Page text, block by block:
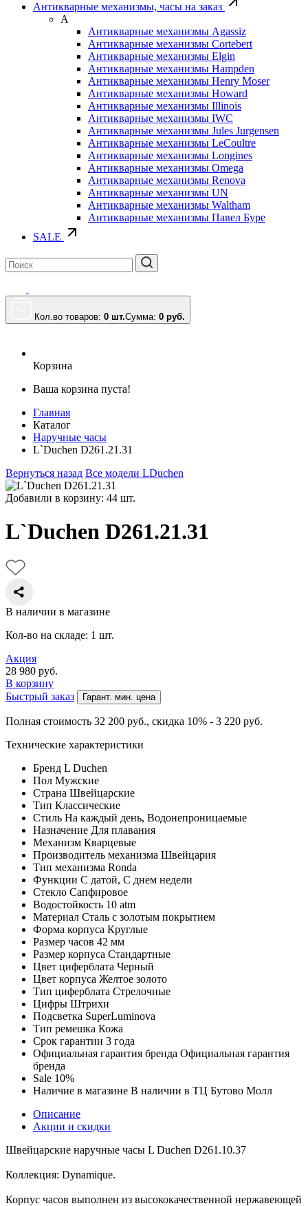
Антикварные механизмы, часы на заказ
А
Антикварные механизмы Agassiz
Антикварные механизмы Cortebert
Антикварные механизмы Elgin
Антикварные механизмы Hampden
Антикварные механизмы Henry Moser
Антикварные механизмы Howard
Антикварные механизмы Illinois
Антикварные механизмы IWC
Антикварные механизмы Jules Jurgensen
Антикварные механизмы LeCoultre
Антикварные механизмы Longines
Антикварные механизмы Omega
Антикварные механизмы Renova
Антикварные механизмы UN
Антикварные механизмы Waltham
Антикварные механизмы Павел Буре
SALE
Кол.во товаров: 0 шт.Сумма: 0 руб.
Корзина
Ваша корзина пуста!
Главная
Каталог
Наручные часы
L`Duchen D261.21.31
Вернуться назад Все модели LDuchen
Добавили в корзину: 44 шт.
L`Duchen D261.21.31
В наличии в магазине
Кол-во на складе: 1 шт.
Акция
28 980 руб.
В корзину
Быстрый заказ
Гарант. мин. цена
Полная стоимость 32 200 руб., скидка 10% - 3 220 руб.
Технические характеристики
Бренд L Duchen
Пол Мужские
Страна Швейцарские
Тип Классические
Стиль На каждый день, Водонепроницаемые
Назначение Для плавания
Механизм Кварцевые
Производитель механизма Швейцария
Тип механизма Ronda
Функции С датой, С днем недели
Стекло Сапфировое
Водостойкость 10 atm
Материал Сталь с золотым покрытием
Форма корпуса Круглые
Размер часов 42 мм
Размер корпуса Стандартные
Цвет циферблата Черный
Цвет корпуса Желтое золото
Тип циферблата Стрелочные
Цифры Штрихи
Подсветка SuperLuminova
Тип ремешка Кожа
Срок гарантии 3 года
Официальная гарантия бренда Официальная гарантия
бренда
Sale 10%
Наличие в магазине В наличии в ТЦ Бутово Молл
Описание
Акции и скидки
Швейцарские наручные часы L Duchen D261.10.37
Коллекция: Dynamique.
Корпус часов выполнен из высококачественной нержавеющей